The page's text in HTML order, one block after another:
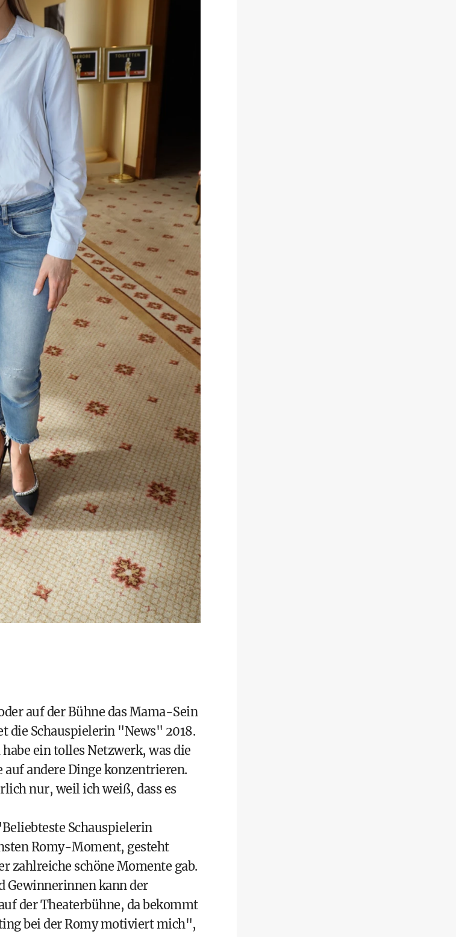
auf der Bühne das Mama-Sein
die Schauspielerin "News" 2018.
ein tolles Netzwerk, was die
andere Dinge konzentrieren.
nur, weil ich weiß, dass es
Schauspielerin
Romy-Moment, gesteht
zahlreiche schöne Momente gab.
Gewinnerinnen kann der
der Theaterbühne, da bekommt
bei der Romy motiviert mich",